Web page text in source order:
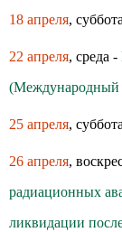
18 апреля,
22 апреля, среда -
(Международный
25 апреля,
26 апреля,
радиационных
ликвидации